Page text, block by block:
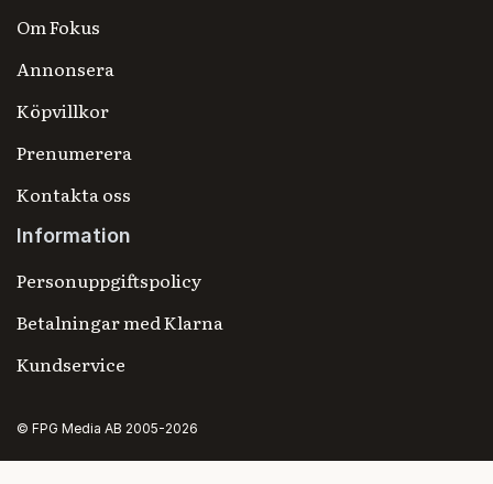
Om Fokus
Annonsera
Köpvillkor
Prenumerera
Kontakta oss
Information
Personuppgiftspolicy
Betalningar med Klarna
Kundservice
© FPG Media AB 2005-2026